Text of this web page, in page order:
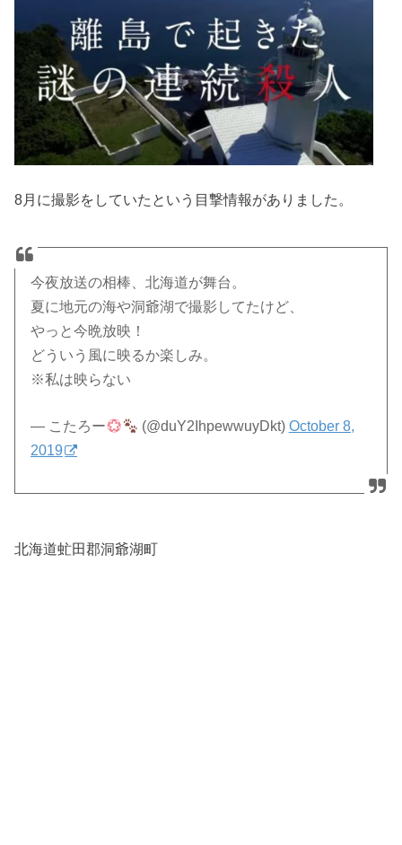
8月に撮影をしていたという目撃情報がありました。
今夜放送の相棒、北海道が舞台。
夏に地元の海や洞爺湖で撮影してたけど、
やっと今晩放映！
どういう風に映るか楽しみ。
※私は映らない
— こたろー (@duY2IhpewwuyDkt) October 8,
2019
北海道虻田郡洞爺湖町